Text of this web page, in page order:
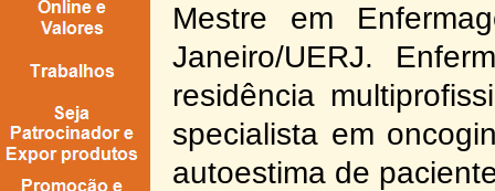
Mestre em
Janeiro/UERJ.
residência
specialista em
autoestima de